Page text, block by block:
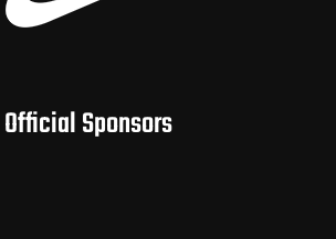
Official Sponsors